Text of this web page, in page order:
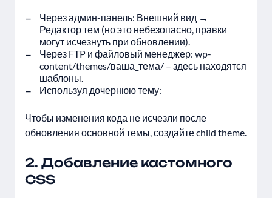
Через админ-панель: Внешний вид →
Редактор тем (но это небезопасно, правки
могут исчезнуть при обновлении).
Через FTP и файловый менеджер: wp-
content/themes/ваша_тема/ – здесь находятся
шаблоны.
Используя дочернюю тему:
Чтобы изменения кода не исчезли после
обновления основной темы, создайте child theme.
2. Добавление кастомного
CSS